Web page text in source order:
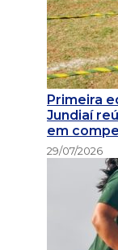
Primeira
Jundiaí
em
29/07/2026